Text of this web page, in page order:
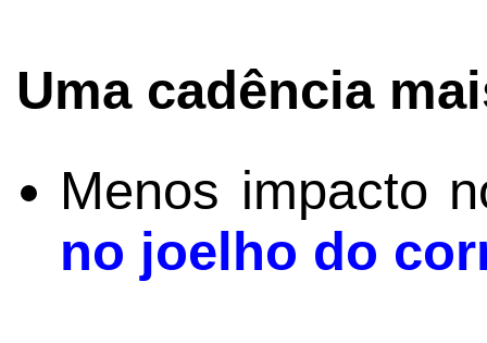
Uma cadência
Menos impacto
no joelho do